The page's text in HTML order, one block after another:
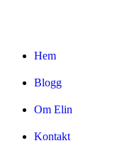
Hem
Blogg
Om Elin
Kontakt